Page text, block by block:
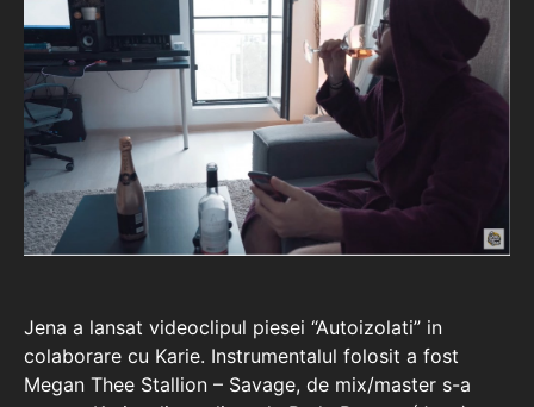
Jena a lansat videoclipul piesei “Autoizolati” in
colaborare cu Karie. Instrumentalul folosit a fost
Megan Thee Stallion – Savage, de mix/master s-a